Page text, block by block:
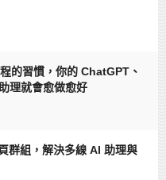
的習慣，你的 ChatGPT、
理就會愈做愈好
群組，解決多線 AI 助理與